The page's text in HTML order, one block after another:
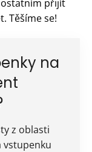
ostatním přijít
Těšíme se!
na
z oblasti
vstupenku